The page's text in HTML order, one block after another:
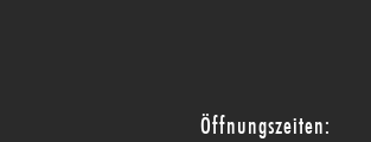
Öffnungszeiten: